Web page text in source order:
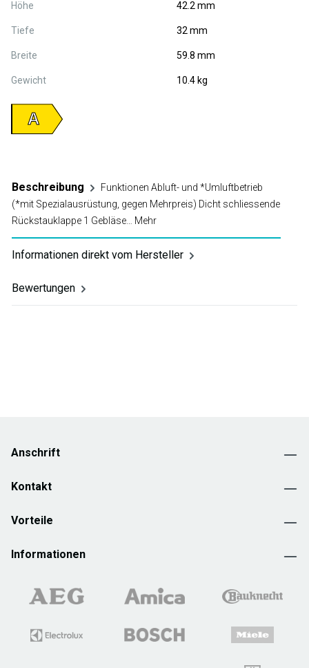
Höhe 42.2 mm
Tiefe 32 mm
Breite 59.8 mm
Gewicht 10.4 kg
A
Beschreibung
Funktionen Abluft- und *Umluftbetrieb
(*mit Spezialausrüstung, gegen Mehrpreis) Dicht schliessende
Rückstauklappe 1 Gebläse… Mehr
Informationen direkt vom Hersteller
Bewertungen
Anschrift
Kontakt
Vorteile
Informationen